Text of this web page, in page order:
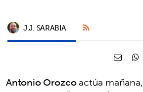
J.J. SARABIA
Antonio Orozcoactúa mañana,